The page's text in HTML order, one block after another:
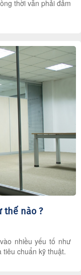
thời vẫn phải đảm
thế nào ?
nhiều yếu tố như
tiêu chuẩn kỹ thuật.